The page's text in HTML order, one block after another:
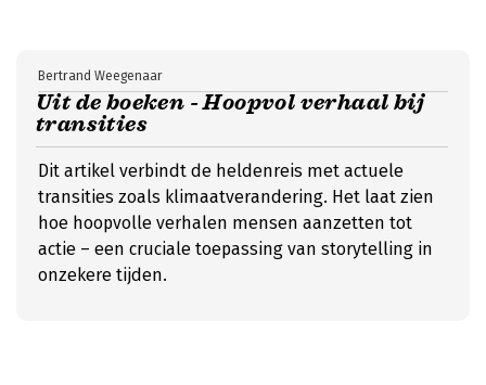
Uit de boeken - Hoopvol verhaal bij
transities
Bertrand Weegenaar
Dit artikel verbindt de heldenreis met actuele
transities zoals klimaatverandering. Het laat zien
hoe hoopvolle verhalen mensen aanzetten tot
actie – een cruciale toepassing van storytelling in
onzekere tijden.